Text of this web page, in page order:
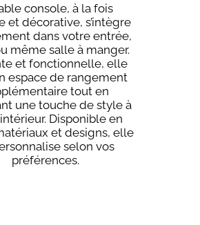
console, à la fois
et décorative, s’intègre
dans votre entrée,
même salle à manger.
et fonctionnelle, elle
espace de rangement
tout en
une touche de style à
Disponible en
et designs, elle
selon vos
préférences.